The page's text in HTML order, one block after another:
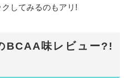
してみるのもアリ!
BCAA味レビュー?!